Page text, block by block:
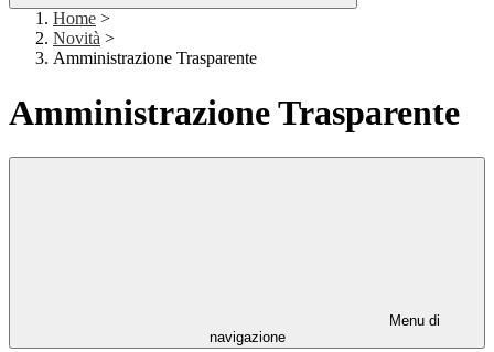
Home >
Novità >
Amministrazione Trasparente
Amministrazione Trasparente
Menu di
navigazione